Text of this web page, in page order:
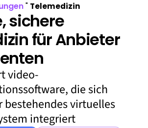
" Telemedizin
sichere
für Anbieter
video-
die sich
bestehendes virtuelles
integriert